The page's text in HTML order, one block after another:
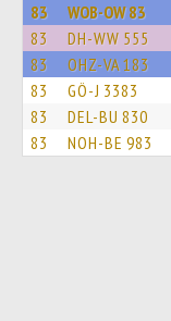
83 WOB-OW 83
83 DH-WW 555
83 OHZ-VA 183
83 GÖ-J 3383
83 DEL-BU 830
83 NOH-BE 983